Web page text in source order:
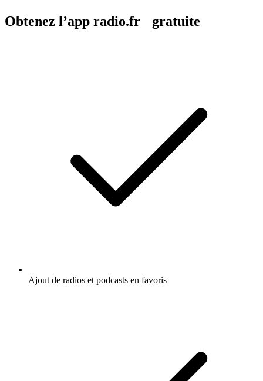
Obtenez l’app radio.fr gratuite
Ajout de radios et podcasts en favoris